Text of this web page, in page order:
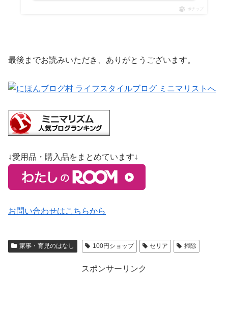
ポチップ
最後までお読みいただき、ありがとうございます。
↓愛用品・購入品をまとめています↓
お問い合わせはこちらから
家事・育児のはなし 100円ショップ セリア 掃除
スポンサーリンク